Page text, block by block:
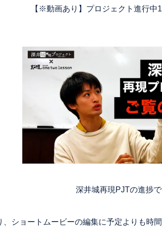
深井城再現PJTの進捗
、ショートムービーの編集に予定よりも時